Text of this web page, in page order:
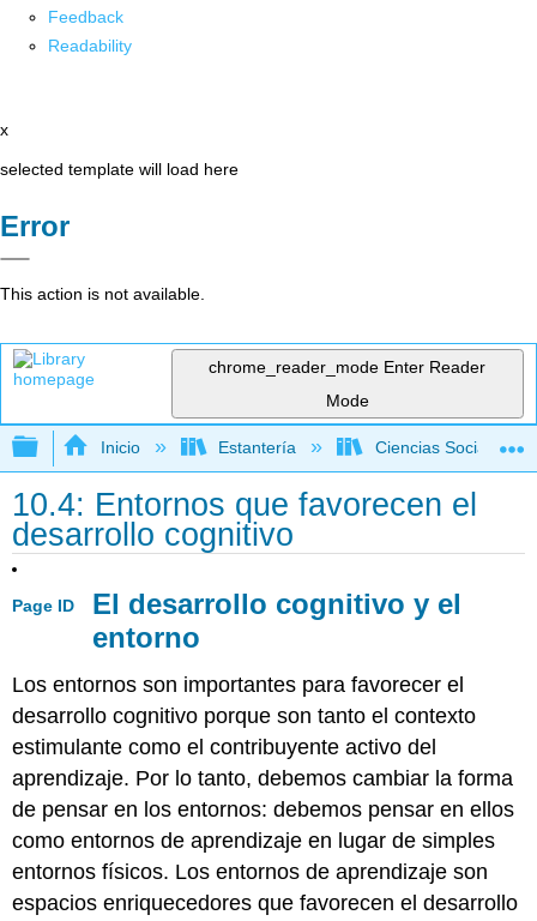
Feedback
Readability
x
selected template will load here
Error
This action is not available.
chrome_reader_mode Enter Reader
Mode
Expandir/contraer jerarquía global
Inicio Estantería Ciencias Sociales
10.4: Entornos que favorecen el
desarrollo cognitivo
Page ID
El desarrollo cognitivo y el
entorno
Los entornos son importantes para favorecer el
desarrollo cognitivo porque son tanto el contexto
estimulante como el contribuyente activo del
aprendizaje. Por lo tanto, debemos cambiar la forma
de pensar en los entornos: debemos pensar en ellos
como entornos de aprendizaje en lugar de simples
entornos físicos. Los entornos de aprendizaje son
espacios enriquecedores que favorecen el desarrollo